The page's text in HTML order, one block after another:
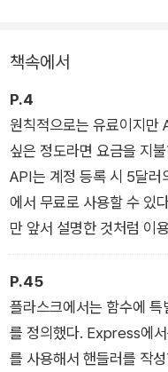
책속에서
P.4
원칙적으로는 유료이지만
싶은 정도라면 요금을 지
API는 계정 등록 시 5달러
에서 무료로 사용할 수 있
만 앞서 설명한 것처럼 이
수 있으므로 부족하지 않
하므로 학습 기간 동안 충
용카드 정보)는 유료 플랜
않고 방치하더라도 임의로
P.45
플라스크에서는 함수에
를 정의했다. Express에
를 사용해서 핸들러를 작